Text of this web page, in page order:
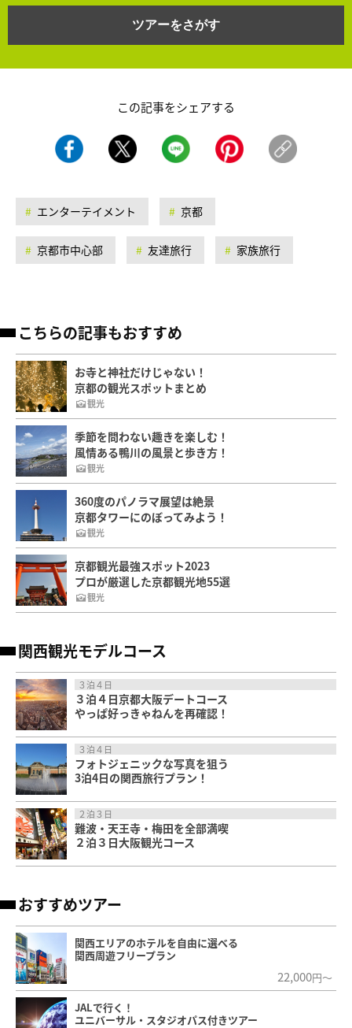
ツアーをさがす
この記事をシェアする
エンターテイメント 京都
京都市中心部 友達旅行 家族旅行
こちらの記事もおすすめ
お寺と神社だけじゃない！
京都の観光スポットまとめ
観光
季節を問わない趣きを楽しむ！
風情ある鴨川の風景と歩き方！
観光
360度のパノラマ展望は絶景
京都タワーにのぼってみよう！
観光
京都観光最強スポット2023
プロが厳選した京都観光地55選
観光
関西観光モデルコース
３泊４日
３泊４日京都大阪デートコース
やっぱ好っきゃねんを再確認！
３泊４日
フォトジェニックな写真を狙う
3泊4日の関西旅行プラン！
２泊３日
難波・天王寺・梅田を全部満喫
２泊３日大阪観光コース
おすすめツアー
関西エリアのホテルを自由に選べる
関西周遊フリープラン
22,000円～
JALで行く！
ユニバーサル・スタジオパス付きツアー